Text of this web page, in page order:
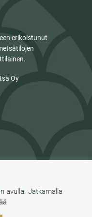
erikoistunut
Oy
avulla. Jatkamalla